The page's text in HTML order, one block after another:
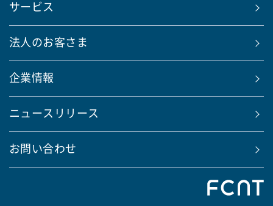
サービス
法人のお客さま
企業情報
ニュースリリース
お問い合わせ